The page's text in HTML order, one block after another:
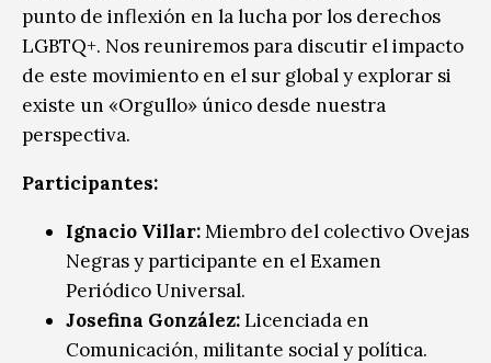
punto de inflexión en la lucha por los derechos
LGBTQ+. Nos reuniremos para discutir el impacto
de este movimiento en el sur global y explorar si
existe un «Orgullo» único desde nuestra
perspectiva.
Participantes:
Ignacio Villar:Miembro del colectivo Ovejas
Negras y participante en el Examen
Periódico Universal.
Josefina González:Licenciada en
Comunicación, militante social y política.